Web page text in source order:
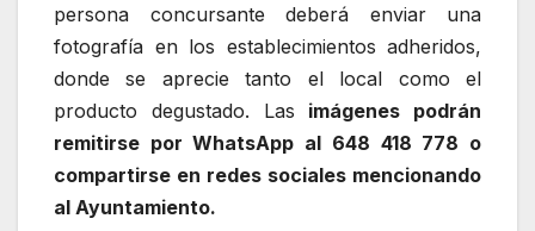
persona concursante deberá enviar una
fotografía en los establecimientos adheridos,
donde se aprecie tanto el local como el
producto degustado. Las imágenes podrán
remitirse por WhatsApp al 648 418 778 o
compartirse en redes sociales mencionando
al Ayuntamiento.